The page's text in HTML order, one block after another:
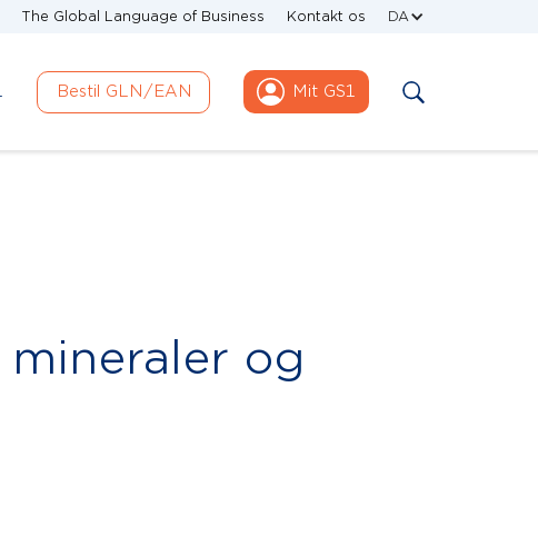
The Global Language of Business Kontakt os DA
Bestil GLN/EAN Mit GS1
og